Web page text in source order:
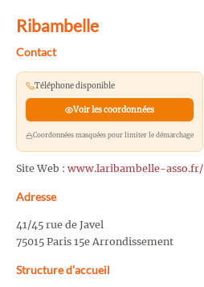
Ribambelle
Contact
Téléphone disponible
Voir les coordonnées
Coordonnées masquées pour limiter le démarchage
Site Web : www.laribambelle-asso.fr/
Adresse
41/45 rue de Javel
75015 Paris 15e Arrondissement
Structure d’accueil